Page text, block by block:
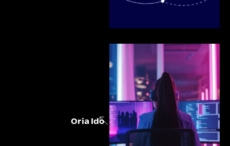
Oria Ido